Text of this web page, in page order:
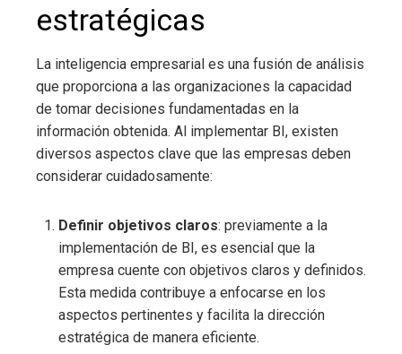
estratégicas
La inteligencia empresarial es una fusión de análisis
que proporciona a las organizaciones la capacidad
de tomar decisiones fundamentadas en la
información obtenida. Al implementar BI, existen
diversos aspectos clave que las empresas deben
considerar cuidadosamente:
Definir objetivos claros: previamente a la
implementación de BI, es esencial que la
empresa cuente con objetivos claros y definidos.
Esta medida contribuye a enfocarse en los
aspectos pertinentes y facilita la dirección
estratégica de manera eficiente.